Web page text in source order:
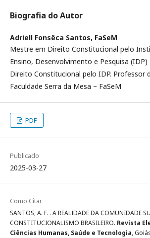
Biografia do Autor
Adriell Fonsêca Santos, FaSeM
Mestre em Direito Constitucional pelo
Ensino, Desenvolvimento e Pesquisa
Direito Constitucional pelo IDP. Professor
Faculdade Serra da Mesa – FaSeM
PDF
Publicado
2025-03-27
Como Citar
SANTOS, A. F. . A REALIDADE DA COMUNIDADE
CONSTITUCIONALISMO BRASILEIRO. Revista
Ciências Humanas, Saúde e Tecnologia,